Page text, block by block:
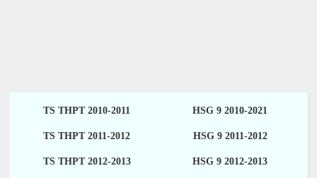
TS THPT 2010-2011 HSG 9 2010-2021
TS THPT 2011-2012 HSG 9 2011-2012
TS THPT 2012-2013 HSG 9 2012-2013